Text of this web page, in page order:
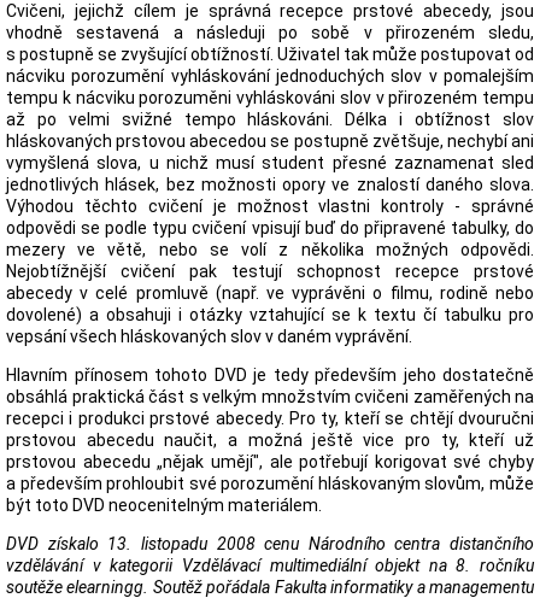
Cvičeni, jejichž cílem je správná recepce prstové abecedy, jsou
vhodně sestavená a následuji po sobě v přirozeném sledu,
s postupně se zvyšující obtížností. Uživatel tak může postupovat od
nácviku porozumění vyhláskování jednoduchých slov v pomalejším
tempu k nácviku porozuměni vyhláskováni slov v přirozeném tempu
až po velmi svižné tempo hláskováni. Délka i obtížnost slov
hláskovaných prstovou abecedou se postupně zvětšuje, nechybí ani
vymyšlená slova, u nichž musí student přesné zaznamenat sled
jednotlivých hlásek, bez možnosti opory ve znalostí daného slova.
Výhodou těchto cvičení je možnost vlastni kontroly - správné
odpovědi se podle typu cvičení vpisují buď do připravené tabulky, do
mezery ve větě, nebo se volí z několika možných odpovědi.
Nejobtížnější cvičení pak testují schopnost recepce prstové
abecedy v celé promluvě (např. ve vyprávěni o filmu, rodině nebo
dovolené) a obsahuji i otázky vztahující se k textu čí tabulku pro
vepsání všech hláskovaných slov v daném vyprávění.
Hlavním přínosem tohoto DVD je tedy především jeho dostatečně
obsáhlá praktická část s velkým množstvím cvičeni zaměřených na
recepci i produkci prstové abecedy. Pro ty, kteří se chtějí dvouručni
prstovou abecedu naučit, a možná ještě vice pro ty, kteří už
prstovou abecedu „nějak umějí", ale potřebují korigovat své chyby
a především prohloubit své porozumění hláskovaným slovům, může
být toto DVD neocenitelným materiálem.
DVD získalo 13. listopadu 2008 cenu Národního centra distančního
vzdělávání v kategorii Vzdělávací multimediální objekt na 8. ročníku
soutěže elearningg. Soutěž pořádala Fakulta informatiky a managementu